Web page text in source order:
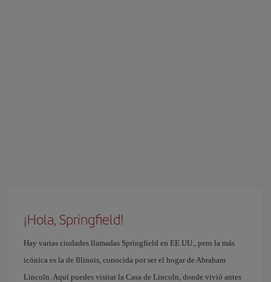
¡Hola, Springfield!
Hay varias ciudades llamadas Springfield en EE.UU., pero la más
icónica es la de Illinois, conocida por ser el hogar de Abraham
Lincoln. Aquí puedes visitar la Casa de Lincoln, donde vivió antes